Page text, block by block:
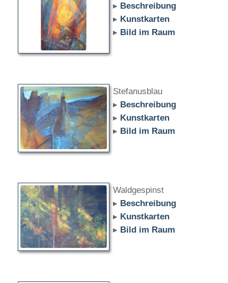
▸ Beschreibung
▸ Kunstkarten
▸ Bild im Raum
Stefanusblau
▸ Beschreibung
▸ Kunstkarten
▸ Bild im Raum
Waldgespinst
▸ Beschreibung
▸ Kunstkarten
▸ Bild im Raum